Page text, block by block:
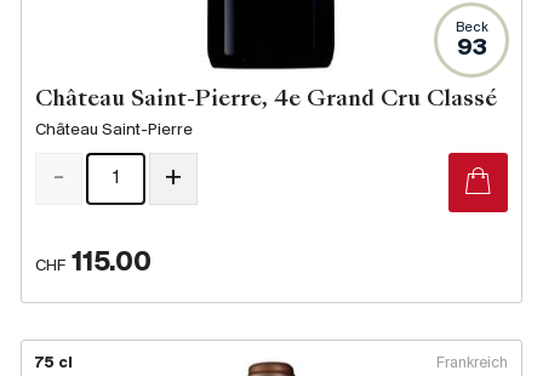
Beck
93
Château Saint-Pierre, 4e Grand Cru Classé
Château Saint-Pierre
CHF 115.00
- +
75 cl
Frankreich